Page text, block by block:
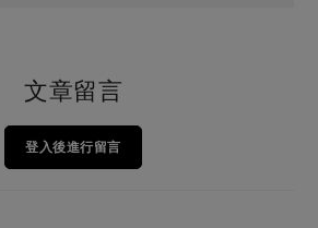
文章留言
登入後進行留言